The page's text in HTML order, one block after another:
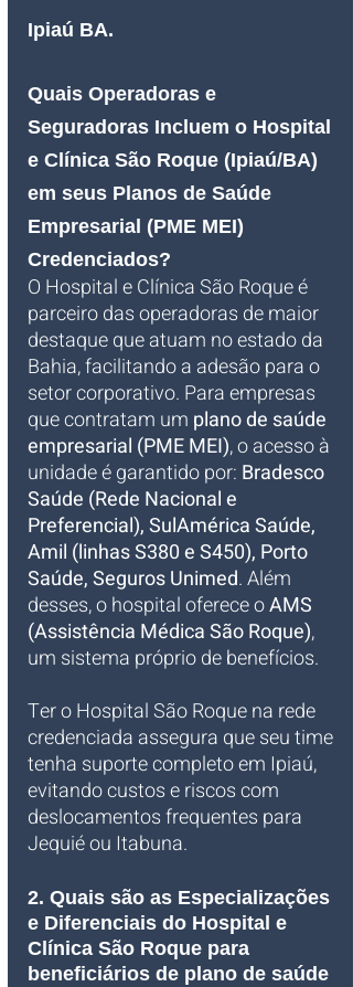
Ipiaú BA.
Quais Operadoras e
Seguradoras Incluem o Hospital
e Clínica São Roque (Ipiaú/BA)
em seus Planos de Saúde
Empresarial (PME MEI)
Credenciados?
O Hospital e Clínica São Roque é
parceiro das operadoras de maior
destaque que atuam no estado da
Bahia, facilitando a adesão para o
setor corporativo. Para empresas
que contratam um plano de saúde
empresarial (PME MEI), o acesso à
unidade é garantido por: Bradesco
Saúde (Rede Nacional e
Preferencial), SulAmérica Saúde,
Amil (linhas S380 e S450), Porto
Saúde, Seguros Unimed. Além
desses, o hospital oferece o AMS
(Assistência Médica São Roque),
um sistema próprio de benefícios.
Ter o Hospital São Roque na rede
credenciada assegura que seu time
tenha suporte completo em Ipiaú,
evitando custos e riscos com
deslocamentos frequentes para
Jequié ou Itabuna.
2. Quais são as Especializações
e Diferenciais do Hospital e
Clínica São Roque para
beneficiários de plano de saúde